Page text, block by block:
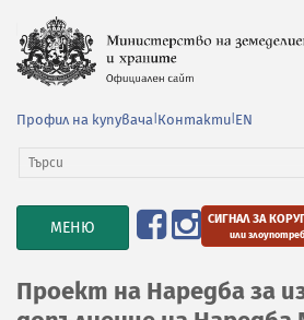
Профил на купувача Контакти EN
TOGGLE
NAVIGATION
МЕНЮ СИГНАЛ ЗА
или
Проект на Наредба за